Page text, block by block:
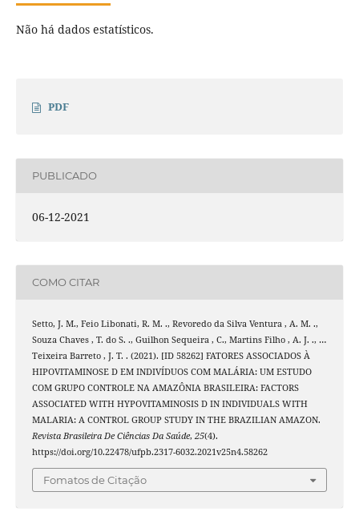
Não há dados estatísticos.
PDF
PUBLICADO
06-12-2021
COMO CITAR
Setto, J. M., Feio Libonati, R. M. ., Revoredo da Silva Ventura , A. M. .,
Souza Chaves , T. do S. ., Guilhon Sequeira , C., Martins Filho , A. J. ., …
Teixeira Barreto , J. T. . (2021). [ID 58262] FATORES ASSOCIADOS À
HIPOVITAMINOSE D EM INDIVÍDUOS COM MALÁRIA: UM ESTUDO
COM GRUPO CONTROLE NA AMAZÔNIA BRASILEIRA: FACTORS
ASSOCIATED WITH HYPOVITAMINOSIS D IN INDIVIDUALS WITH
MALARIA: A CONTROL GROUP STUDY IN THE BRAZILIAN AMAZON.
Revista Brasileira De Ciências Da Saúde, 25(4).
https://doi.org/10.22478/ufpb.2317-6032.2021v25n4.58262
Fomatos de Citação